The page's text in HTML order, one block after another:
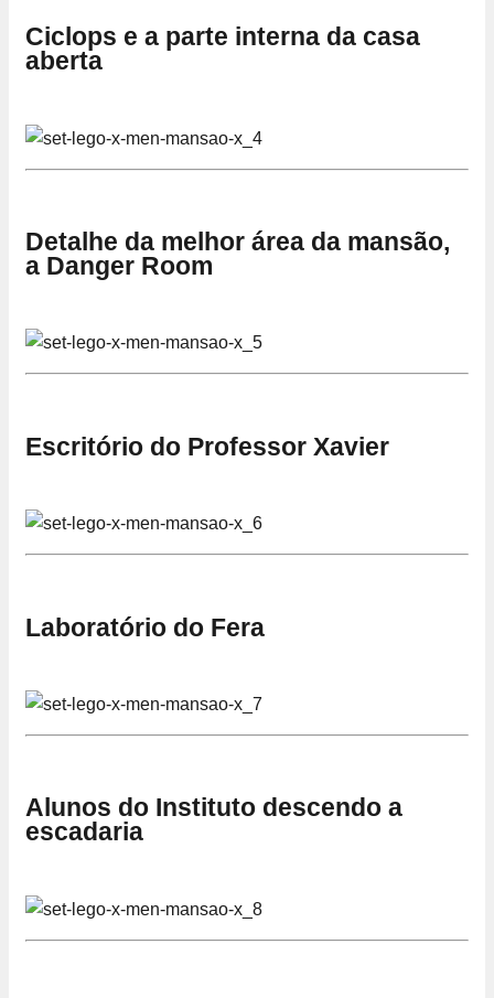
Ciclops e a parte interna da casa
aberta
Detalhe da melhor área da mansão,
a Danger Room
Escritório do Professor Xavier
Laboratório do Fera
Alunos do Instituto descendo a
escadaria